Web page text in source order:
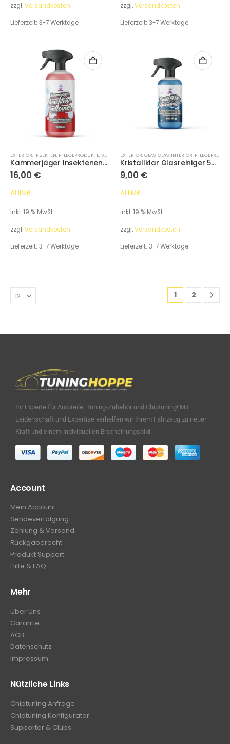
zzgl.Versandkosten
Lieferzeit: 3-7 Werktage
zzgl.Versandkosten
Lieferzeit: 3-7 Werktage
EXTERIOR, INSEKTEN, PFLEGEPRODUKTE,VORREINIGUNG
Kammerjäger Insektenentferner 1000 ml
16,00 €
AHIM6
inkl. 19 % MwSt.
zzgl.Versandkosten
Lieferzeit: 3-7 Werktage
EXTERIOR,GLAS,GLAS, INTERIOR, PFLEGEPRODUKTE
Kristallklar Glasreiniger 500 ml
9,00 €
AHIM6
inkl. 19 % MwSt.
zzgl.Versandkosten
Lieferzeit: 3-7 Werktage
1 2
Ihr Experte für Autoteile, Tuning-Zubehör und Chiptuning! Mit
Leidenschaft und Expertise verhelfen wir Ihrem Fahrzeug zu neuer
Kraft und einem individuellen Erscheinungsbild.
Account
Mein Account
Sendeverfolgung
Zahlung & Versand
Rückgaberecht
Produkt Support
Hilfe & FAQ
Mehr
Über Uns
Garantie
AGB
Datenschutz
Impressum
Nützliche Links
Chiptuning Anfrage
Chiptuning Konfigurator
Supporter & Clubs